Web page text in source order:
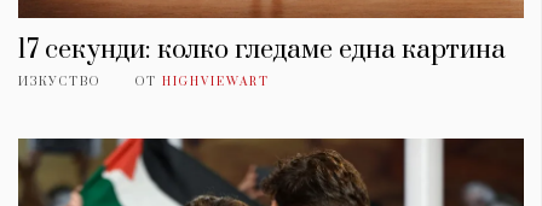
17 секунди: колко гледаме една картина
ИЗКУСТВО ОТ HIGHVIEWART